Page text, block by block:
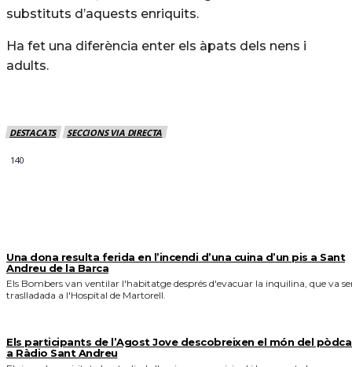
substituts d’aquests enriquits.
Ha fet una diferència enter els àpats dels nens i
adults.
DESTACATS SECCIONS VIA DIRECTA
140
Una dona resulta ferida en l’incendi d’una cuina d’un pis a Sant
Andreu de la Barca
Els Bombers van ventilar l'habitatge després d'evacuar la inquilina, que va
traslladada a l'Hospital de Martorell.
Els participants de l’Agost Jove descobreixen el món del
a Ràdio Sant Andreu